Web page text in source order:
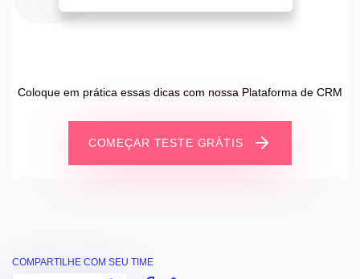
Coloque em prática essas dicas com nossa Plataforma de CRM
COMEÇAR TESTE GRÁTIS
COMPARTILHE COM SEU TIME